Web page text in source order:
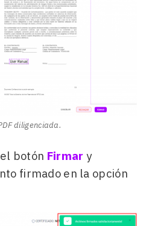
diligenciada.
botón Firmar y
firmado en la opción